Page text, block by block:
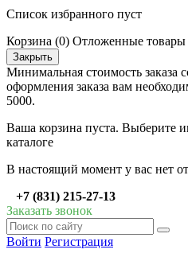
Список избранного пуст
Корзина (0) Отложенные товары
Закрыть
Минимальная стоимость заказа
оформления заказа вам
5000.
Ваша корзина пуста. Выберите
каталоге
В настоящий момент у вас нет
+7 (831) 215-27-13
Заказать звонок
Войти Регистрация